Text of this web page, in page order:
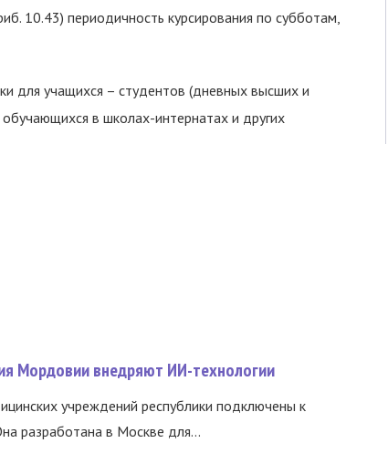
10.43) периодичность курсирования по субботам,
для учащихся – студентов (дневных высших и
в школах-интернатах и других
Мордовии внедряют ИИ-технологии
учреждений республики подключены к
разработана в Москве для...